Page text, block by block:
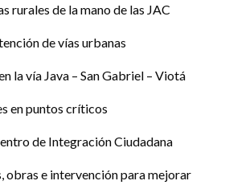
rurales de la mano de las JAC
de vías urbanas
la vía Java – San Gabriel – Viotá
en puntos críticos
de Integración Ciudadana
obras e intervención para mejorar